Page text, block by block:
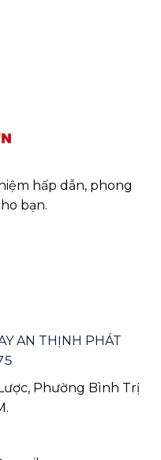
hấp dẫn, phong
bạn.
Phường Bình Trị
AN THỊNH PHÁT